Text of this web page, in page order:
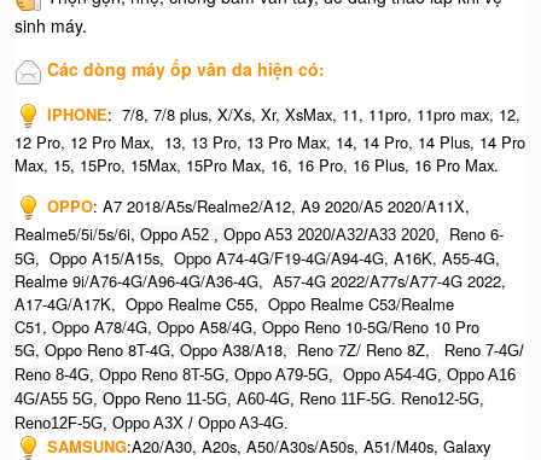
sinh máy.
Các dòng máy ốp vân da hiện có:
IPHONE: 7/8, 7/8 plus, X/Xs, Xr, XsMax, 11, 11pro, 11pro max, 12,
12 Pro, 12 Pro Max, 13, 13 Pro, 13 Pro Max, 14, 14 Pro, 14 Plus, 14 Pro
Max, 15, 15Pro, 15Max, 15Pro Max, 16, 16 Pro, 16 Plus, 16 Pro Max.​
OPPO: A7 2018/A5s/Realme2/A12, A9 2020/A5 2020/A11X,
Realme5/5i/5s/6i, Oppo A52 , Oppo A53 2020/A32/A33 2020,
Reno 6-
5G, Oppo A15/A15s, Oppo A74-4G/F19-4G/A94-4G, A16K, A55-4G,
Realme 9i/A76-4G/A96-4G/A36-4G, A57-4G 2022/A77s/A77-4G 2022,
A17-4G/A17K, Oppo Realme C55, Oppo Realme C53/Realme
C51, Oppo A78/4G, Oppo A58/4G, Oppo Reno 10-5G/Reno 10 Pro
5G, Oppo Reno 8T-4G, Oppo A38/A18, Reno 7Z/ Reno 8Z,
Reno 7-4G/
Reno 8-4G, Oppo Reno 8T-5G, Oppo A79-5G, Oppo A54-4G, Oppo A16
4G/A55 5G, Oppo Reno 11-5G, A60-4G, Reno 11F-5G. Reno12-5G,
Reno12F-5G, Oppo A3X / Oppo A3-4G.
SAMSUNG:A20/A30, A20s, A50/A30s/A50s, A51/M40s, Galaxy